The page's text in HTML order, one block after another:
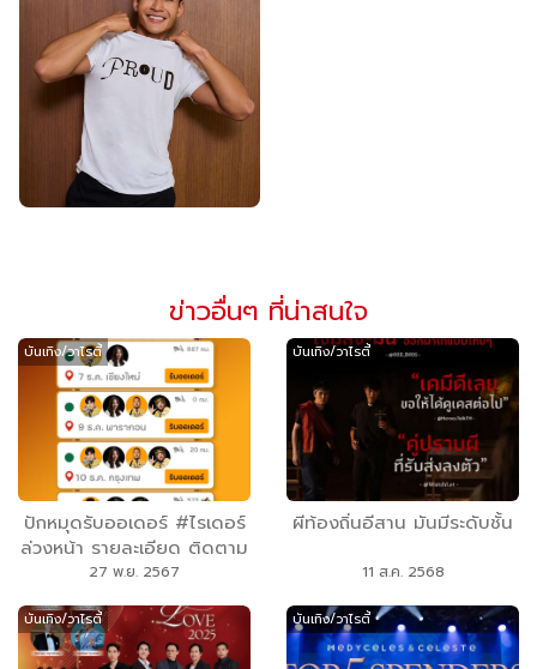
ข่าวอื่นๆ ที่น่าสนใจ
บันเทิง/วาไรตี้
ปักหมุดรับออเดอร์ #ไรเดอร์
ล่วงหน้า รายละเอียด ติดตาม
ตอนต่อไปนะจ๊ะ
27 พ.ย. 2567
บันเทิง/วาไรตี้
ผีท้องถิ่นอีสาน มันมีระดับชั้น
11 ส.ค. 2568
บันเทิง/วาไรตี้ บันเทิง/วาไรตี้